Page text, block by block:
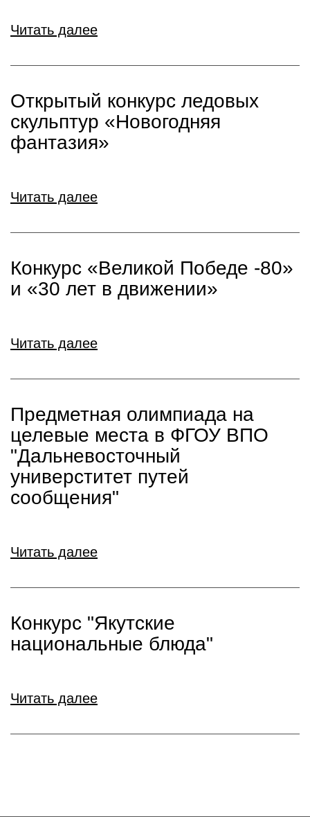
Читать далее
Открытый конкурс ледовых
скульптур «Новогодняя
фантазия»
Читать далее
Конкурс «Великой Победе -80»
и «30 лет в движении»
Читать далее
Предметная олимпиада на
целевые места в ФГОУ ВПО
"Дальневосточный
универститет путей
сообщения"
Читать далее
Конкурс "Якутские
национальные блюда"
Читать далее